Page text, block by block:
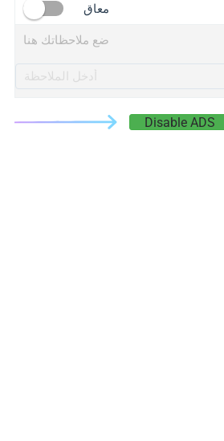
معاق
ضع ملاحظاتك هنا
Disable ADS